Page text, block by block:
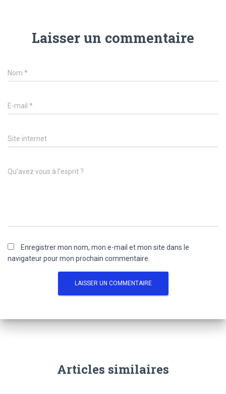
Laisser un commentaire
Nom *
E-mail *
Site internet
Qu’avez vous à l’esprit ?
Enregistrer mon nom, mon e-mail et mon site dans le
navigateur pour mon prochain commentaire.
Articles similaires